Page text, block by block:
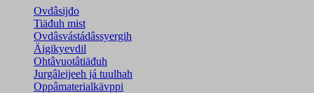
Ovdâsijđo
Tiäđuh mist
Ovdâsvástádâssyergih
Äigikyevdil
Ohtâvuotâtiäđuh
Jurgâleijeeh já tuulhah
Oppâmaterialkävppi